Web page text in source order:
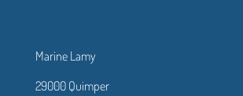
Marine Lamy
29000 Quimper